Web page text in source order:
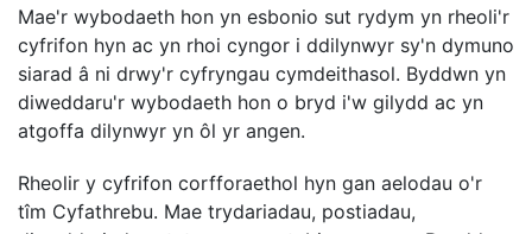
Mae'r wybodaeth hon yn esbonio sut rydym yn rheoli'r
cyfrifon hyn ac yn rhoi cyngor i ddilynwyr sy'n dymuno
siarad â ni drwy'r cyfryngau cymdeithasol. Byddwn yn
diweddaru'r wybodaeth hon o bryd i'w gilydd ac yn
atgoffa dilynwyr yn ôl yr angen.
Rheolir y cyfrifon corfforaethol hyn gan aelodau o'r
tîm Cyfathrebu. Mae trydariadau, postiadau,